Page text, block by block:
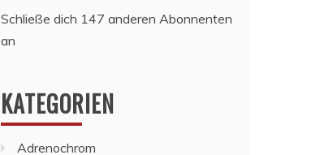
Schließe dich 147 anderen Abonnenten
an
KATEGORIEN
Adrenochrom